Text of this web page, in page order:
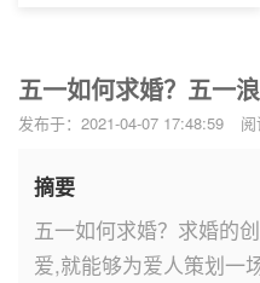
五一如何求婚？五一
发布于：2021-04-07 17:48:59
摘要
五一如何求婚？求婚的
爱,就能够为爱人策划一